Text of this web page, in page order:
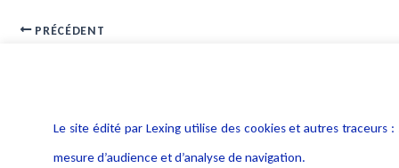
PRÉCÉDENT
Le site édité par Lexing utilise des cookies et autres
mesure d’audience et d’analyse de navigation.